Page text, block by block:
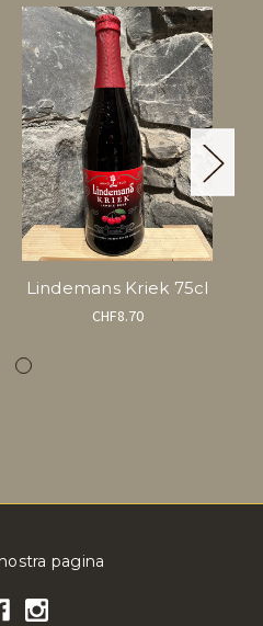
Lindemans Kriek 75cl
CHF8.70
pagina